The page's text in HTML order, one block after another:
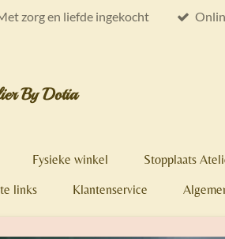
zorg en liefde ingekocht
By Dotia
Fysieke winkel Stopplaats
links Klantenservice